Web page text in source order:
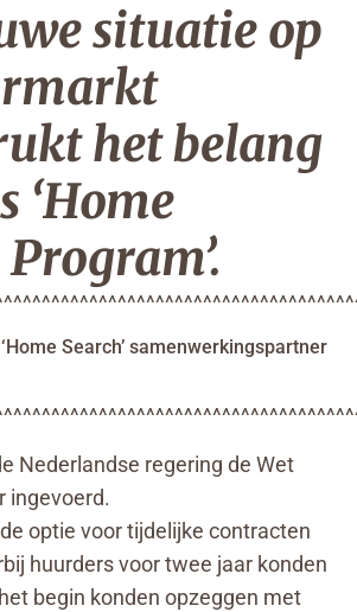
situatie op
het belang
‘Home
Search’ samenwerkingspartner
Nederlandse regering de Wet
ingevoerd.
optie voor tijdelijke contracten
huurders voor twee jaar konden
begin konden opzeggen met